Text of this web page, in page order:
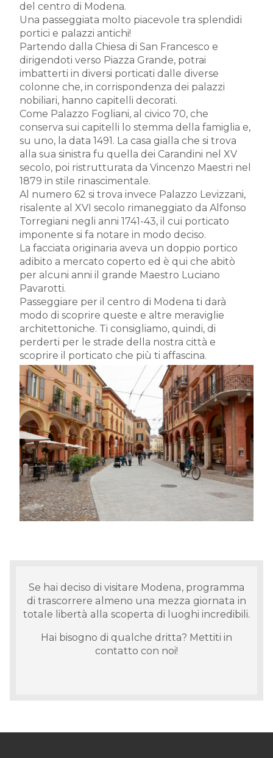
del centro di Modena.
Una passeggiata molto piacevole tra splendidi
portici e palazzi antichi!
Partendo dalla Chiesa di San Francesco e
dirigendoti verso Piazza Grande, potrai
imbatterti in diversi porticati dalle diverse
colonne che, in corrispondenza dei palazzi
nobiliari, hanno capitelli decorati.
Come Palazzo Fogliani, al civico 70, che
conserva sui capitelli lo stemma della famiglia e,
su uno, la data 1491. La casa gialla che si trova
alla sua sinistra fu quella dei Carandini nel XV
secolo, poi ristrutturata da Vincenzo Maestri nel
1879 in stile rinascimentale.
Al numero 62 si trova invece Palazzo Levizzani,
risalente al XVI secolo rimaneggiato da Alfonso
Torregiani negli anni 1741-43, il cui porticato
imponente si fa notare in modo deciso.
La facciata originaria aveva un doppio portico
adibito a mercato coperto ed è qui che abitò
per alcuni anni il grande Maestro Luciano
Pavarotti.
Passeggiare per il centro di Modena ti darà
modo di scoprire queste e altre meraviglie
architettoniche. Ti consigliamo, quindi, di
perderti per le strade della nostra città e
scoprire il porticato che più ti affascina.
Se hai deciso di visitare Modena, programma
di trascorrere almeno una mezza giornata in
totale libertà alla scoperta di luoghi incredibili.
Hai bisogno di qualche dritta? Mettiti in
contatto con noi!